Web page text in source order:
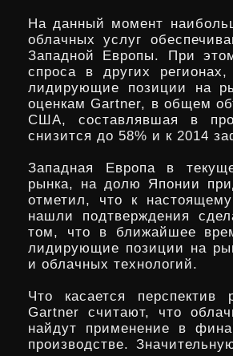
На данный момент
облачных услуг
Западной Европы. При
спроса в других
лидирующие позиции на
оценкам Gartner, в общем
США, составлявшая в
снизится до 58% и к 2014
Западная Европа в
рынка, на долю Японии
отметил, что к
нашли подтверждения
том, что в ближайшее
лидирующие позиции на
и облачных технологий.
Что касается перспектив
Gartner считают, что
найдут применение в
производстве.